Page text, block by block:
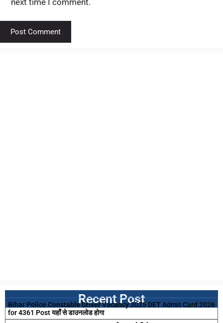
Recent Post
Bihar Police Constable Driver Vacancy 2025 DET Admit Card 2026
for 4361 Post यहाँ से डाउनलोड होगा